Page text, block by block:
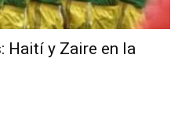
Haití y Zaire en la